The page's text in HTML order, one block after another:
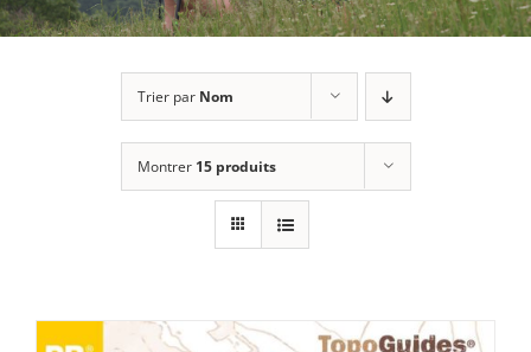
Trier par Nom
Montrer 15 produits